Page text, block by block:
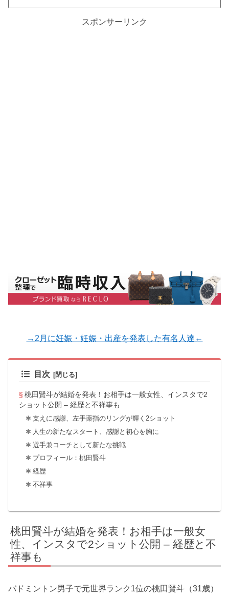
スポンサーリンク
→2月に妊娠・妊娠・出産を発表した有名人達←
目次
桃田賢斗が結婚を発表！お相手は一般女性、インスタで2
ショット公開 – 経歴と不祥事も
支えに感謝、左手薬指のリングが輝く2ショット
人生の新たなスタート、感謝と初心を胸に
選手兼コーチとして新たな挑戦
プロフィール：桃田賢斗
経歴
不祥事
桃田賢斗が結婚を発表！お相手は一般女
性、インスタで2ショット公開 – 経歴と不
祥事も
バドミントン男子で元世界ランク1位の桃田賢斗（31歳）